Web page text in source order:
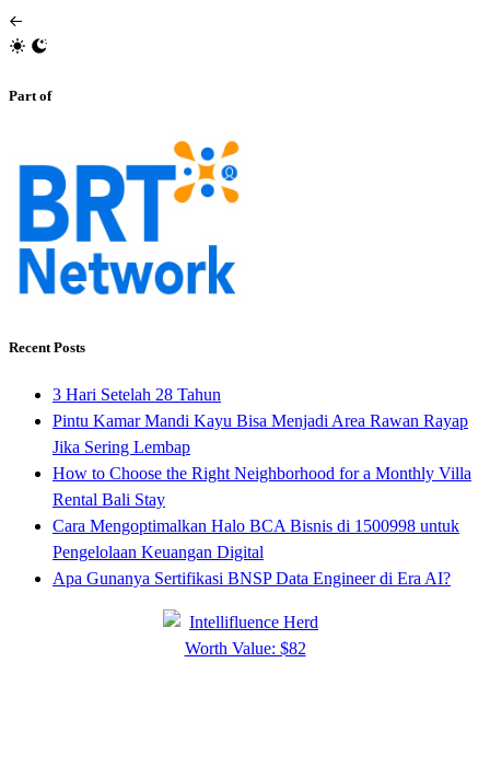
Part of
Recent Posts
3 Hari Setelah 28 Tahun
Pintu Kamar Mandi Kayu Bisa Menjadi Area Rawan Rayap
Jika Sering Lembap
How to Choose the Right Neighborhood for a Monthly Villa
Rental Bali Stay
Cara Mengoptimalkan Halo BCA Bisnis di 1500998 untuk
Pengelolaan Keuangan Digital
Apa Gunanya Sertifikasi BNSP Data Engineer di Era AI?